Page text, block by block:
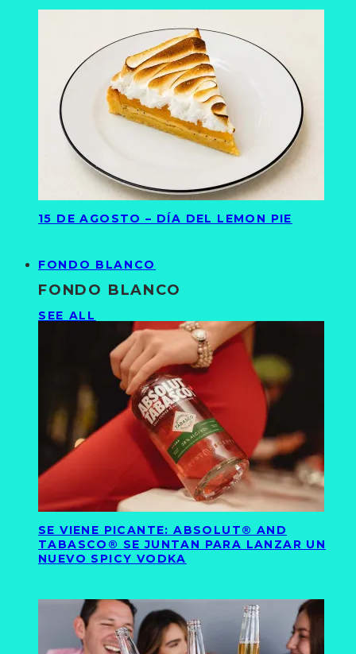
15 DE AGOSTO – DÍA DEL LEMON PIE
FONDO BLANCO
FONDO BLANCO
SEE ALL
SE VIENE PICANTE: ABSOLUT® AND
TABASCO® SE JUNTAN PARA LANZAR UN
NUEVO SPICY VODKA